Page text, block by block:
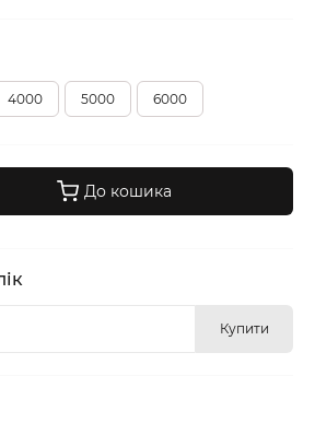
4000 5000 6000
До кошика
Купити